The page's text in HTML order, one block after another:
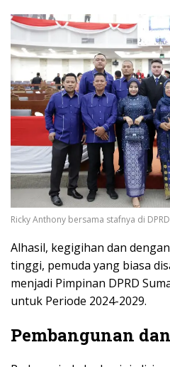
Ricky Anthony bersama stafnya di
Alhasil, kegigihan dan
tinggi, pemuda yang biasa
menjadi Pimpinan DPRD
untuk Periode 2024-2029.
Pembangunan